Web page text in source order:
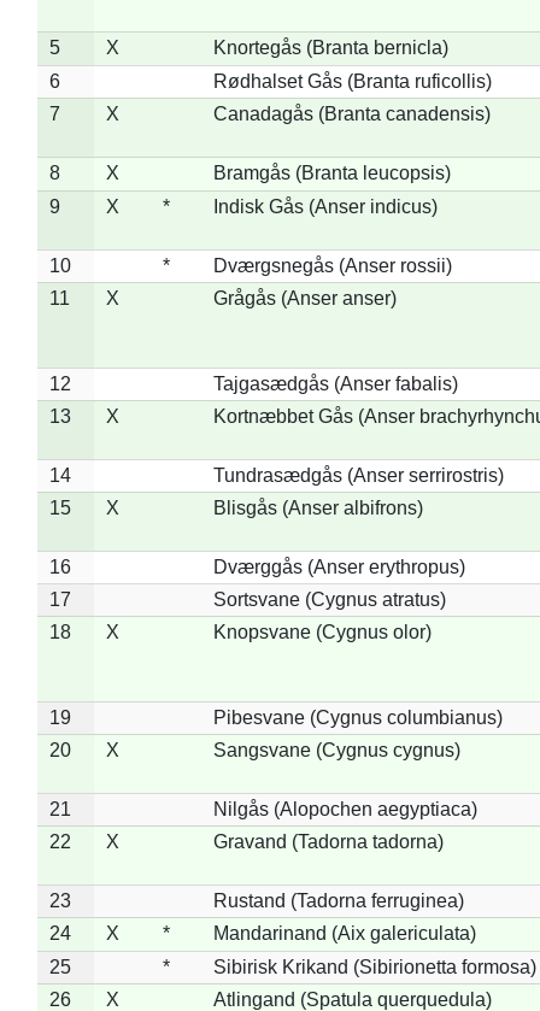
5 X
Knortegås (Branta bernicla)
6
Rødhalset Gås (Branta ruficollis)
7
X Canadagås (Branta canadensis)
8 X
Bramgås (Branta leucopsis)
9
X * Indisk Gås (Anser indicus)
10 *
Dværgsnegås (Anser rossii)
11
X Grågås (Anser anser)
12
Tajgasædgås (Anser fabalis)
13
X Kortnæbbet Gås (Anser
14
Tundrasædgås (Anser serrirostris)
15
X Blisgås (Anser albifrons)
16
Dværggås (Anser erythropus)
17
Sortsvane (Cygnus atratus)
18
X Knopsvane (Cygnus olor)
19
Pibesvane (Cygnus columbianus)
20
X Sangsvane (Cygnus cygnus)
21
Nilgås (Alopochen aegyptiaca)
22
X Gravand (Tadorna tadorna)
23
Rustand (Tadorna ferruginea)
24
X *
Mandarinand (Aix galericulata)
25
*
Sibirisk Krikand (Sibirionetta formosa)
26
X Atlingand (Spatula querquedula)